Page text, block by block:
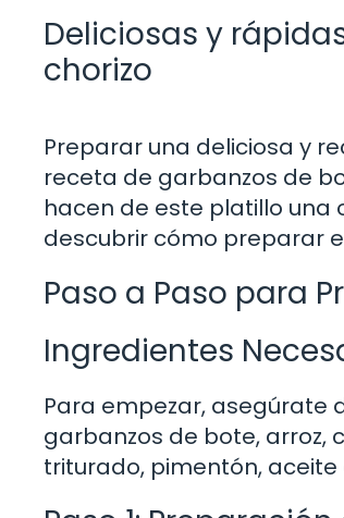
Deliciosas y
chorizo
Preparar una deliciosa y
receta de garbanzos de
hacen de este platillo una
descubrir cómo preparar
Paso a Paso para
Ingredientes
Para empezar, asegúrate
garbanzos de bote, arroz,
triturado, pimentón,